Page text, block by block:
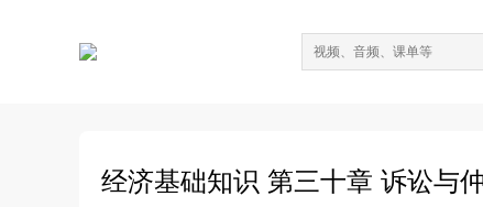
经济基础知识 第三十章 诉讼与